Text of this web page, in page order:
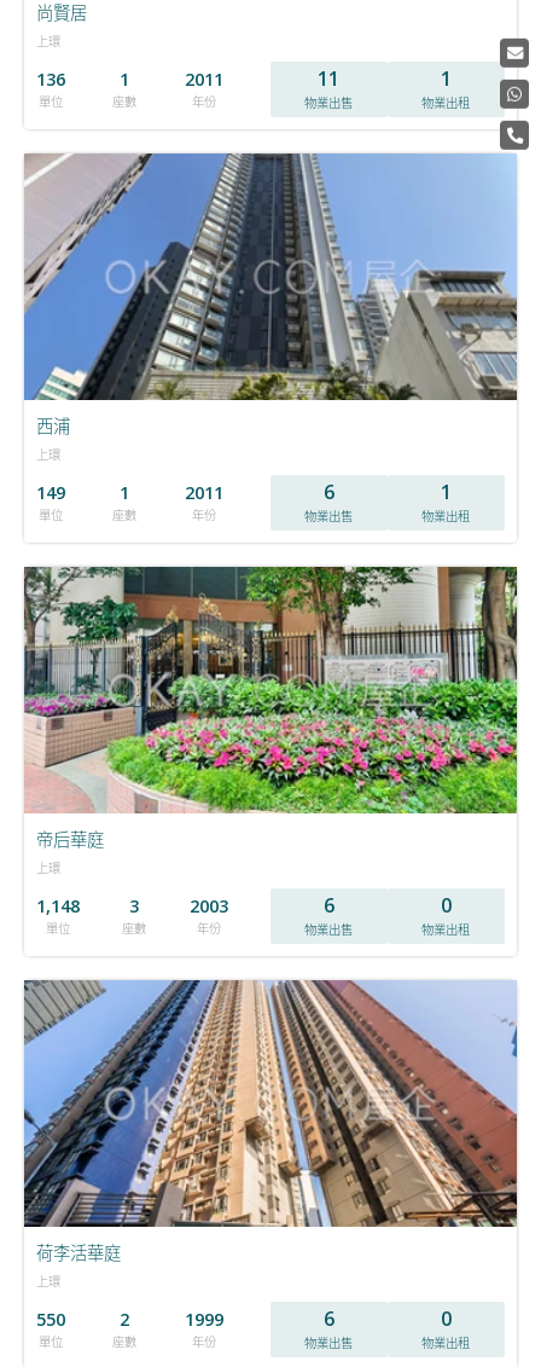
尚賢居
上環
136
單位
1
座數
2011
年份
11
物業出售
1
物業出租
西浦
上環
149
單位
1
座數
2011
年份
6
物業出售
1
物業出租
帝后華庭
上環
1,148
單位
3
座數
2003
年份
6
物業出售
0
物業出租
荷李活華庭
上環
550
單位
2
座數
1999
年份
6
物業出售
0
物業出租